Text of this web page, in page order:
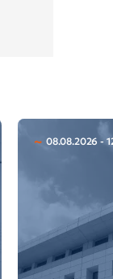
08.08.2026 -